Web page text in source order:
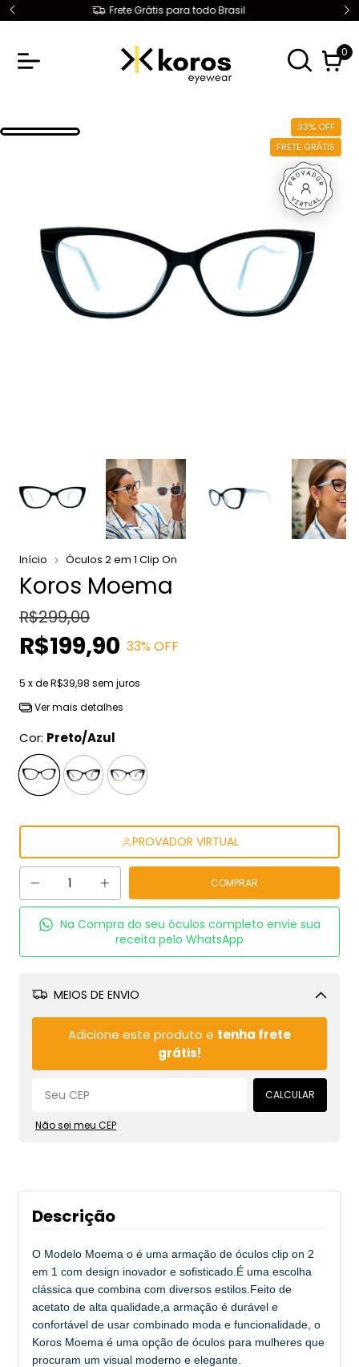
1° Troca Grátis
0
33% OFF
FRETE GRÁTIS
Início Óculos 2 em 1 Clip On
Koros Moema
R$299,00
R$199,90 33% OFF
5 x deR$39,98 sem juros
Ver mais detalhes
Cor: Preto/Azul
PROVADOR VIRTUAL
Na Compra do seu óculos completo envie sua
receita pelo WhatsApp
MEIOS DE ENVIO
Adicione este produto e tenha frete
grátis!
CALCULAR
Não sei meu CEP
Descrição
O Modelo Moema o é uma armação de óculos clip on 2
em 1 com design inovador e sofisticado.É uma escolha
clássica que combina com diversos estilos.Feito de
acetato de alta qualidade,a armação é durável e
confortável de usar combinado moda e funcionalidade, o
Koros Moema é uma opção de óculos para mulheres que
procuram um visual moderno e elegante.